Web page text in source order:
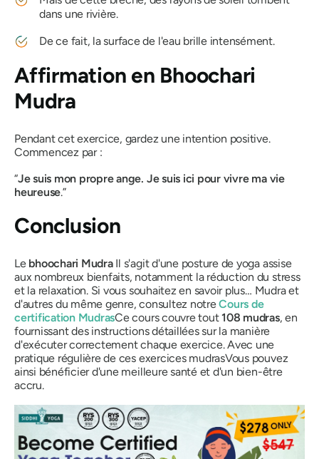
dans une rivière.
De ce fait, la surface de l'eau brille intensément.
Affirmation en Bhoochari
Mudra
Pendant cet exercice, gardez une intention positive.
Commencez par :
“Je suis mon propre ange. Je suis ici pour vivre ma vie
heureuse.”
Conclusion
Le bhoochari MudraIl s'agit d'une posture de yoga assise
aux nombreux bienfaits, notamment la réduction du stress
et la relaxation. Si vous souhaitez en savoir plus… Mudraet
d'autres du même genre, consultez notreCours de
certification MudrasCe cours couvre tout108 mudras, en
fournissant des instructions détaillées sur la manière
d'exécuter correctement chaque exercice. Avec une
pratique régulière de ces exercices mudrasVous pouvez
ainsi bénéficier d'une meilleure santé et d'un bien-être
accru.